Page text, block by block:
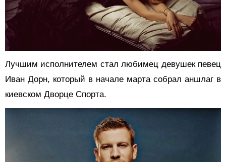
Лучшим исполнителем стал любимец девушек певец
Иван Дорн, который в начале марта собрал аншлаг в
киевском Дворце Спорта.